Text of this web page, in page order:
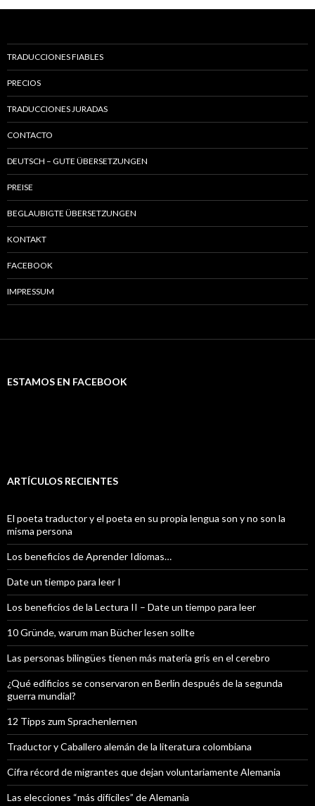
TRADUCCIONES FIABLES
PRECIOS
TRADUCCIONES JURADAS
CONTACTO
DEUTSCH – GUTE ÜBERSETZUNGEN
PREISE
BEGLAUBIGTE ÜBERSETZUNGEN
KONTAKT
FACEBOOK
IMPRESSUM
ESTAMOS EN FACEBOOK
ARTÍCULOS RECIENTES
El poeta traductor y el poeta en su propia lengua son y no son la
misma persona
Los beneficios de Aprender Idiomas…
Date un tiempo para leer I
Los beneficios de la Lectura II – Date un tiempo para leer
10 Gründe, warum man Bücher lesen sollte
Las personas bilingües tienen más materia gris en el cerebro
¿Qué edificios se conservaron en Berlín después de la segunda
guerra mundial?
12 Tipps zum Sprachenlernen
Traductor y Caballero alemán de la literatura colombiana
Cifra récord de migrantes que dejan voluntariamente Alemania
Las elecciones “más difíciles” de Alemania